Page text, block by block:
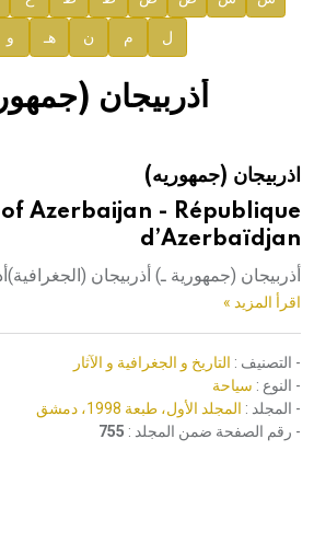
صدور المجلد الثامن عشر من الموسوعة
إعلان..
هيئة الموسوعة العربية تطلق موسوعات
ل م ن هـ و
أذربيجان
اذربيجان (جمهوريه)
Azerbaijan - République
d’Azerbaïdjan
أذربيجان (جمهورية ـ) أذربيجان
اقرأ المزيد »
- التصنيف : التاريخ و الجغرافية و الآثار
- النوع : سياحة
- المجلد : المجلد الأول، طبعة 1998، دمشق
- رقم الصفحة ضمن المجلد : 755